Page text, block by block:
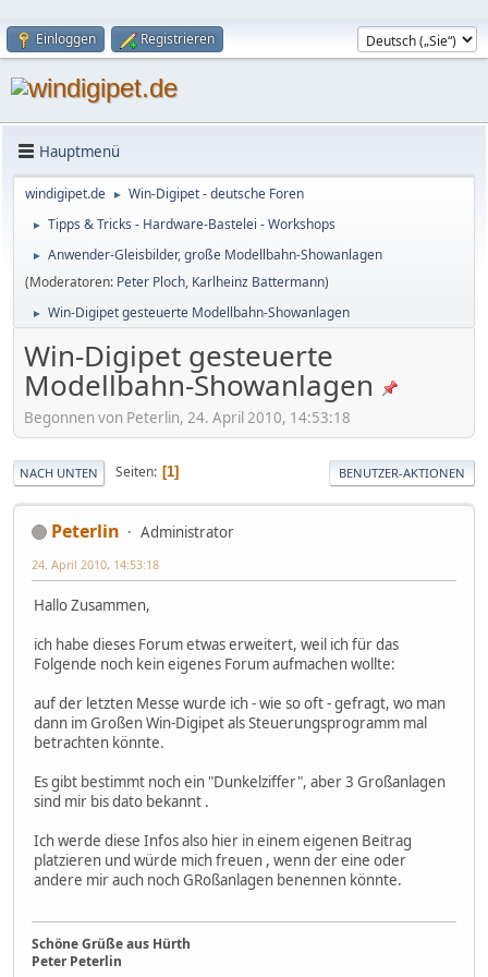
Einloggen Registrieren
Hauptmenü
windigipet.de ► Win-Digipet - deutsche Foren
► Tipps & Tricks - Hardware-Bastelei - Workshops
►
Anwender-Gleisbilder, große Modellbahn-Showanlagen
(Moderatoren: Peter Ploch, Karlheinz Battermann)
► Win-Digipet gesteuerte Modellbahn-Showanlagen
Win-Digipet gesteuerte
Modellbahn-Showanlagen
Begonnen von Peterlin, 24. April 2010, 14:53:18
NACH UNTEN Seiten 1 BENUTZER-AKTIONEN
Peterlin Administrator
24. April 2010, 14:53:18
Hallo Zusammen,
ich habe dieses Forum etwas erweitert, weil ich für das
Folgende noch kein eigenes Forum aufmachen wollte:
auf der letzten Messe wurde ich - wie so oft - gefragt, wo man
dann im Großen Win-Digipet als Steuerungsprogramm mal
betrachten könnte.
Es gibt bestimmt noch ein "Dunkelziffer", aber 3 Großanlagen
sind mir bis dato bekannt .
Ich werde diese Infos also hier in einem eigenen Beitrag
platzieren und würde mich freuen , wenn der eine oder
andere mir auch noch GRoßanlagen benennen könnte.
Schöne Grüße aus Hürth
Peter Peterlin